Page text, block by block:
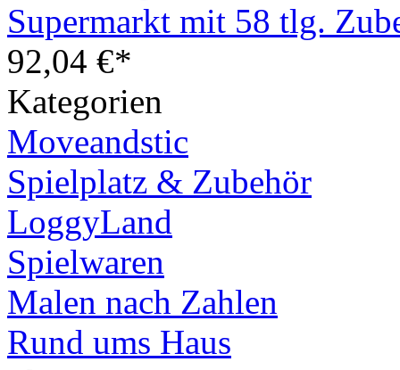
Supermarkt mit 58 tlg.
92,04 €*
Kategorien
Moveandstic
Spielplatz & Zubehör
LoggyLand
Spielwaren
Malen nach Zahlen
Rund ums Haus